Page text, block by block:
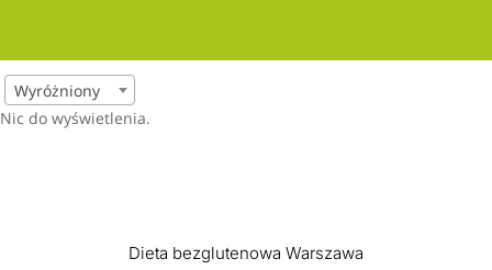
Wyróżniony
Nic do wyświetlenia.
Dieta bezglutenowa Warszawa